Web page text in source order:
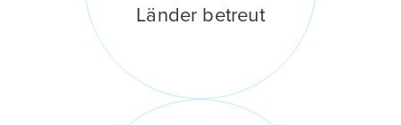
Länder betreut